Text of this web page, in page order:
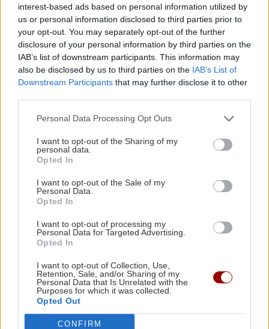
interest-based ads based on personal information utilized by
us or personal information disclosed to third parties prior to
your opt-out. You may separately opt-out of the further
disclosure of your personal information by third parties on the
IAB’s list of downstream participants. This information may
also be disclosed by us to third parties on the IAB’s List of
Downstream Participants that may further disclose it to other
Personal Data Processing Opt Outs
I want to opt-out of the Sharing of my
personal data.
Opted In
I want to opt-out of the Sale of my
Personal Data.
Opted In
I want to opt-out of processing my
Personal Data for Targeted Advertising.
Opted In
I want to opt-out of Collection, Use,
Retention, Sale, and/or Sharing of my
Personal Data that Is Unrelated with the
Purposes for which it was collected.
Opted Out
CONFIRM
12:30
ΚΡΗΤΗ
"Βούλιαξε" η Άρβη από την 1η μέρα για την
γιορτή μπανάνας (εικόνες)
συνδέθηκε με 50% λιγότερους θανάτους
ΚΡΗΤΗ
Χερσόνησος: Συνελήφθη ο κυβερνήτης τους
σκάφους
ΕΛΛΑΔΑ
Δικηγόρος 46χρονης για Marfin: Δεν
είναι η εντολέας μου στις
φωτογραφίες, είχε εξεταστεί και το
2022
ΑΥΤΟΔΙΟΙΚΗΣΗ
Δήμος Μαλεβιζίου: Στους πρώτους
της χώρας που εξασφάλισαν
χρηματοδότηση για Σχέδιο Αστικής
ΚΡΗΤΗ
Γαύδος: Επιχείρηση διάσωσης για
31χρονη γυναίκα